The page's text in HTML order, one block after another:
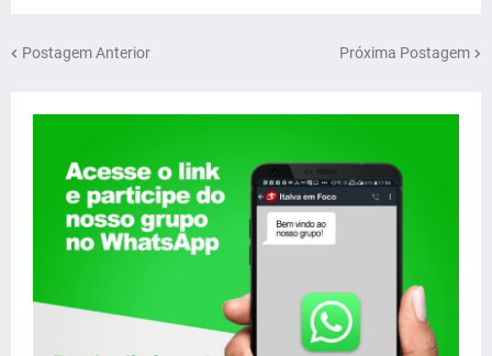
Postagem Anterior Próxima Postagem